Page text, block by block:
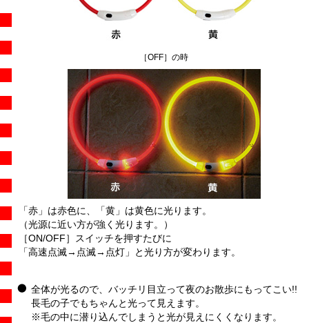
［OFF］の時
「赤」は赤色に、「黄」は黄色に光ります。
（光源に近い方が強く光ります。）
［ON/OFF］スイッチを押すたびに
「高速点滅→点滅→点灯」と光り方が変わります。
全体が光るので、バッチリ目立って夜のお散歩にもってこい!!
長毛の子でもちゃんと光って見えます。
※毛の中に潜り込んでしまうと光が見えにくくなります。